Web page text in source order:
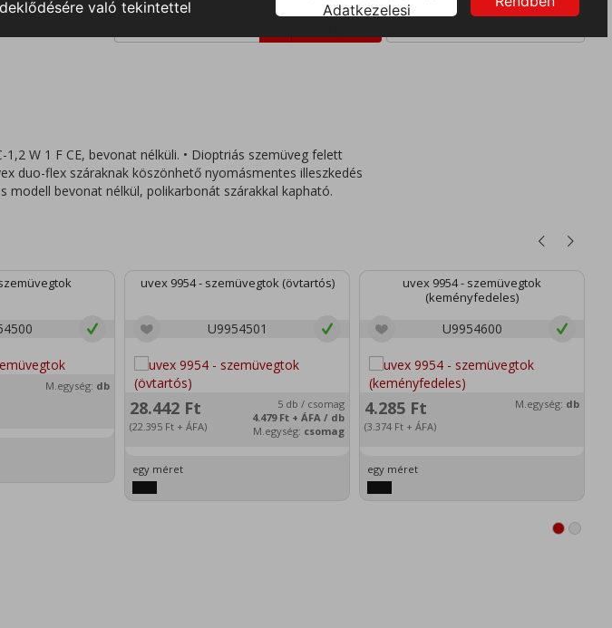
W 1 F CE, bevonat nélküli. • Dioptriás szemüveg felett
duo-flex száraknak köszönhető nyomásmentes illeszkedés
modell bevonat nélkül, polikarbonát szárakkal kapható.
M.egység: db
uvex 9954 - szemüvegtok (övtartós)
U9954501
28.442 Ft
(22.395 Ft + ÁFA)
5 db / csomag
4.479 Ft + ÁFA / db
M.egység: csomag
egy méret
uvex 9954 - szemüvegtok
(keményfedeles)
U9954600
4.285 Ft
(3.374 Ft + ÁFA)
M.egység: db
egy méret